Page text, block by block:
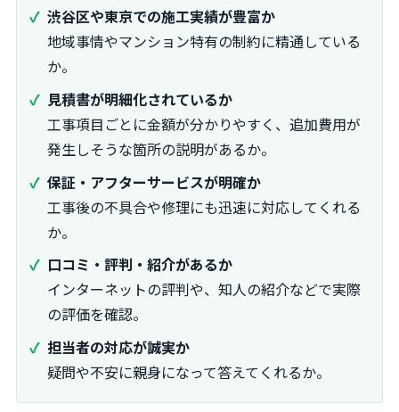
渋谷区や東京での施工実績が豊富か
地域事情やマンション特有の制約に精通している
か。
見積書が明細化されているか
工事項目ごとに金額が分かりやすく、追加費用が
発生しそうな箇所の説明があるか。
保証・アフターサービスが明確か
工事後の不具合や修理にも迅速に対応してくれる
か。
口コミ・評判・紹介があるか
インターネットの評判や、知人の紹介などで実際
の評価を確認。
担当者の対応が誠実か
疑問や不安に親身になって答えてくれるか。